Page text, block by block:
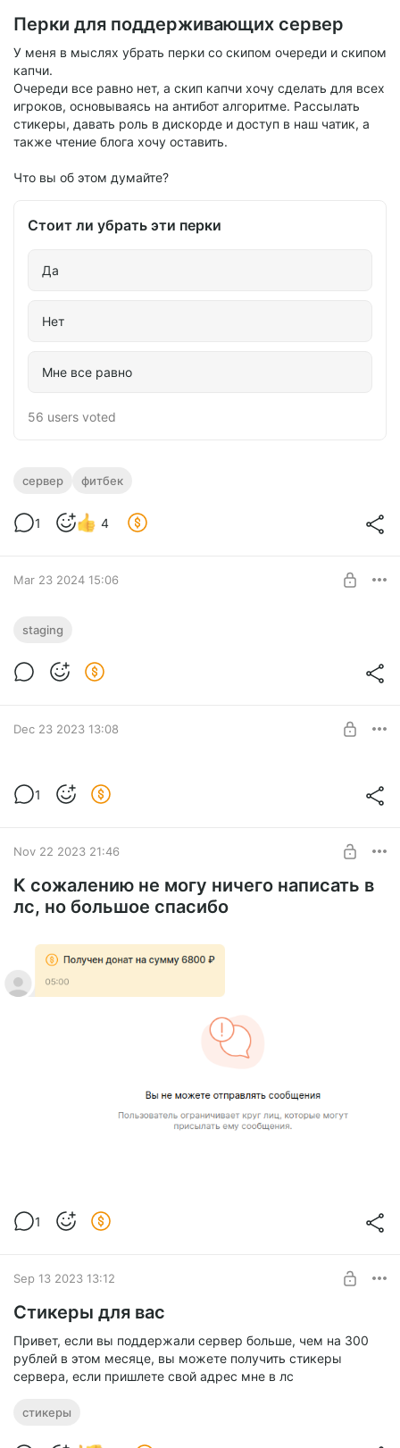
Перки для поддерживающих сервер
У меня в мыслях убрать перки со скипом очереди и скипом
капчи.
Очереди все равно нет, а скип капчи хочу сделать для всех
игроков, основываясь на антибот алгоритме. Рассылать
стикеры, давать роль в дискорде и доступ в наш чатик, а
также чтение блога хочу оставить.
Что вы об этом думайте?
Стоит ли убрать эти перки
Да
Нет
Мне все равно
56 users voted
сервер фитбек
1 4
Mar 23 2024 15:06
Возможности модов на новых версиях
staging.2b2t.org.ru без админ
staging
Dec 23 2023 13:08
поста с итогами месяца
1
Nov 22 2023 21:46
К сожалению не могу ничего написать в
лс, но большое спасибо
1
Sep 13 2023 13:12
Стикеры для вас
Привет, если вы поддержали сервер больше, чем на 300
рублей в этом месяце, вы можете получить стикеры
сервера, если пришлете свой адрес мне в лс
стикеры